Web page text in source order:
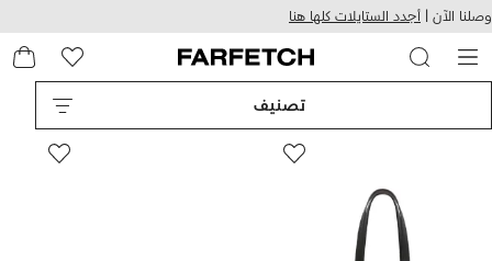
التخطي
للمحتوى
الرئيسي
وصلنا الآن | أجدد الستايلات كلها هنا
تصنيف